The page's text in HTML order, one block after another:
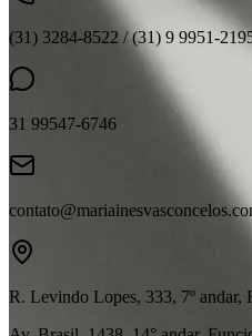
(31) 3284-8522 / (31) 9 9951-
31 99547-6746
R. Levindo Lopes, 333, 7º